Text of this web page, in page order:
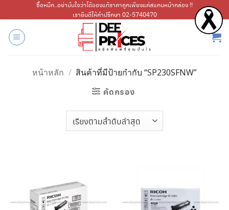
ไป
เนื้อหา
ซื้อหมึก..อย่ามั่นใจว่าได้ของแท้ราคาถูกเพียงแค่สแกนหน้ากล่อง !!
เรายินดีให้คำปรึกษา 02-5740470
หน้าหลัก / สินค้าที่มีป้ายกำกับ “SP230SFNW”
คัดกรอง